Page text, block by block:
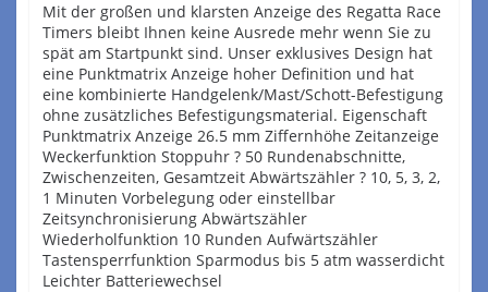
Mit der großen und klarsten Anzeige des Regatta Race
Timers bleibt Ihnen keine Ausrede mehr wenn Sie zu
spät am Startpunkt sind. Unser exklusives Design hat
eine Punktmatrix Anzeige hoher Definition und hat
eine kombinierte Handgelenk/Mast/Schott-Befestigung
ohne zusätzliches Befestigungsmaterial. Eigenschaft
Punktmatrix Anzeige 26.5 mm Ziffernhöhe Zeitanzeige
Weckerfunktion Stoppuhr ? 50 Rundenabschnitte,
Zwischenzeiten, Gesamtzeit Abwärtszähler ? 10, 5, 3, 2,
1 Minuten Vorbelegung oder einstellbar
Zeitsynchronisierung Abwärtszähler
Wiederholfunktion 10 Runden Aufwärtszähler
Tastensperrfunktion Sparmodus bis 5 atm wasserdicht
Leichter Batteriewechsel